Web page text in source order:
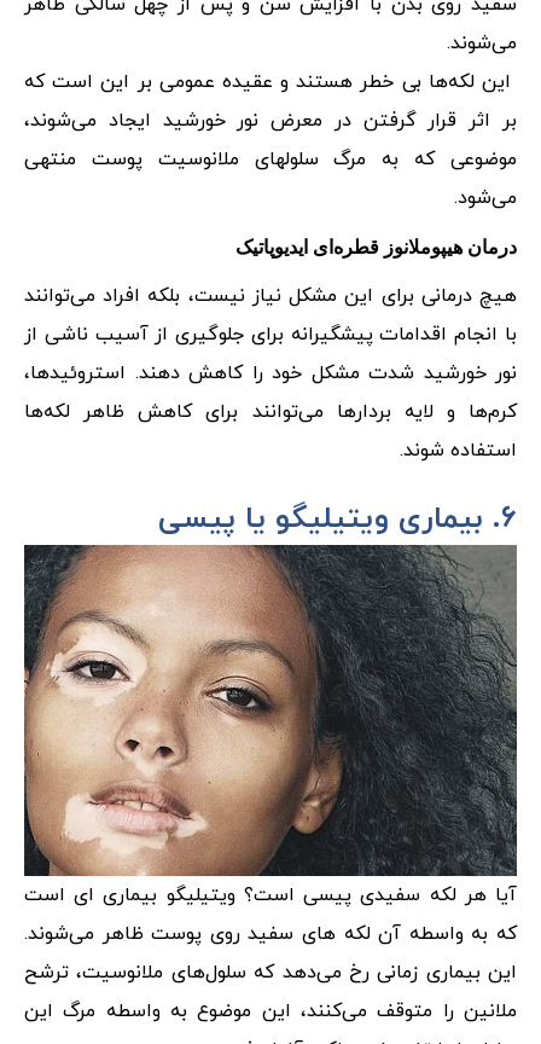
می‌شوند.
این لکه‌ها بی خطر هستند و عقیده عمومی بر این است که
بر اثر قرار گرفتن در معرض نور خورشید ایجاد می‌شوند،
موضوعی که به مرگ سلولهای ملانوسیت پوست منتهی
می‌شود.
درمان هیپوملانوز قطره‌ای ایدیوپاتیک
هیچ درمانی برای این مشکل نیاز نیست، بلکه افراد می‌توانند
با انجام اقدامات پیشگیرانه برای جلوگیری از آسیب ناشی از
نور خورشید شدت مشکل خود را کاهش دهند. استروئیدها،
کرم‌ها و لایه بردارها می‌توانند برای کاهش ظاهر لکه‌ها
استفاده شوند.
۶. بیماری ویتیلیگو یا پیسی
آیا هر لکه سفیدی پیسی است؟ ویتیلیگو بیماری ای است
که به واسطه آن لکه های سفید روی پوست ظاهر می‌شوند.
این بیماری زمانی رخ می‌دهد که سلول‌های ملانوسیت، ترشح
ملانین را متوقف می‌کنند، این موضوع به واسطه مرگ این